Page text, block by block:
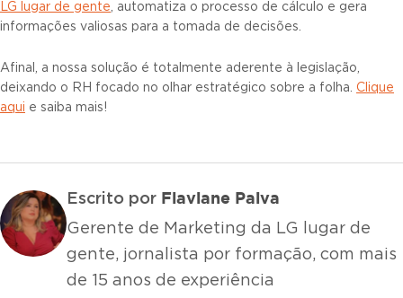
LG lugar de gente, automatiza o processo de cálculo e gera
informações valiosas para a tomada de decisões.
Afinal, a nossa solução é totalmente aderente à legislação,
deixando o RH focado no olhar estratégico sobre a folha. Clique
aqui e saiba mais!
Escrito por Flaviane Paiva
Gerente de Marketing da LG lugar de
gente, jornalista por formação, com mais
de 15 anos de experiência